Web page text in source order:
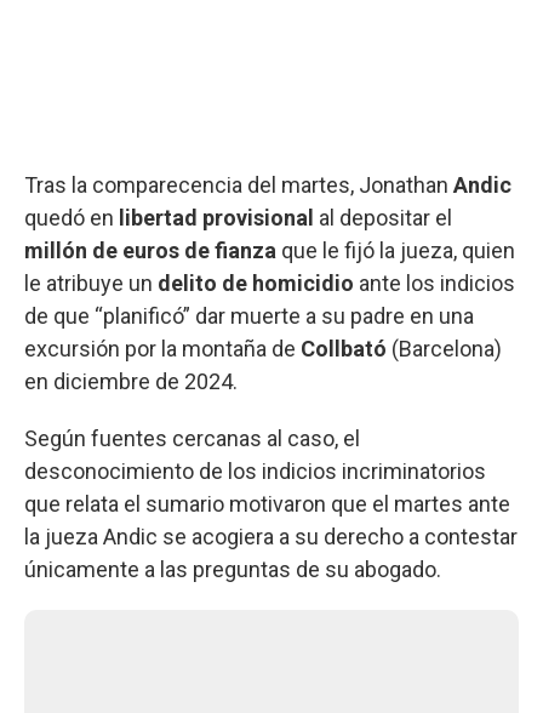
Tras la comparecencia del martes, Jonathan Andic
quedó en libertad provisional al depositar el
millón de euros de fianza que le fijó la jueza, quien
le atribuye un delito de homicidio ante los indicios
de que “planificó” dar muerte a su padre en una
excursión por la montaña de Collbató (Barcelona)
en diciembre de 2024.
Según fuentes cercanas al caso, el
desconocimiento de los indicios incriminatorios
que relata el sumario motivaron que el martes ante
la jueza Andic se acogiera a su derecho a contestar
únicamente a las preguntas de su abogado.